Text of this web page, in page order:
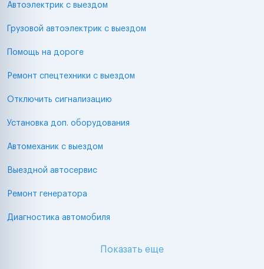
Автоэлектрик с выездом
Грузовой автоэлектрик с выездом
Помощь на дороге
Ремонт спецтехники с выездом
Отключить сигнализацию
Установка доп. оборудования
Автомеханик с выездом
Выездной автосервис
Ремонт генератора
Диагностика автомобиля
Показать еще